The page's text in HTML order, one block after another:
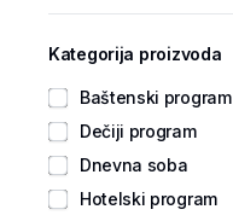
Kategorija proizvoda
Baštenski program
Dečiji program
Dnevna soba
Hotelski program